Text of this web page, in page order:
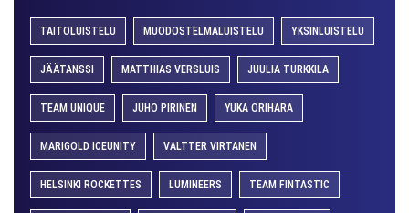
TAITOLUISTELU MUODOSTELMALUISTELU YKSINLUISTELU
JÄÄTANSSI MATTHIAS VERSLUIS JUULIA TURKKILA
TEAM UNIQUE JUHO PIRINEN YUKA ORIHARA
MARIGOLD ICEUNITY VALTTER VIRTANEN
HELSINKI ROCKETTES LUMINEERS TEAM FINTASTIC